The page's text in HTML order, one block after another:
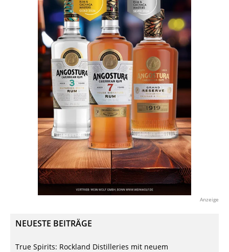
Anzeige
NEUESTE BEITRÄGE
True Spirits: Rockland Distilleries mit neuem